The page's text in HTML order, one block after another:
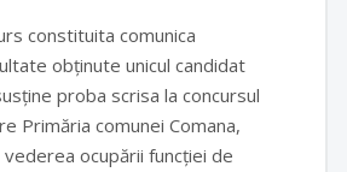
constituita comunica
obținute unicul candidat
proba scrisa la concursul
Primăria comunei Comana,
vederea ocupării funcției de